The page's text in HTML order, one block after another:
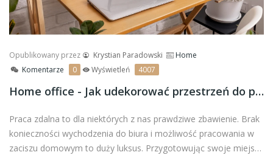
Opublikowany przez Krystian Paradowski
Home
Komentarze
0 Wyświetleń 4007
Home office - Jak udekorować przestrzeń do pracy zdalnej?
Praca zdalna to dla niektórych z nas prawdziwe zbawienie. Brak
konieczności wychodzenia do biura i możliwość pracowania w
zaciszu domowym to duży luksus. Przygotowując swoje miejsce